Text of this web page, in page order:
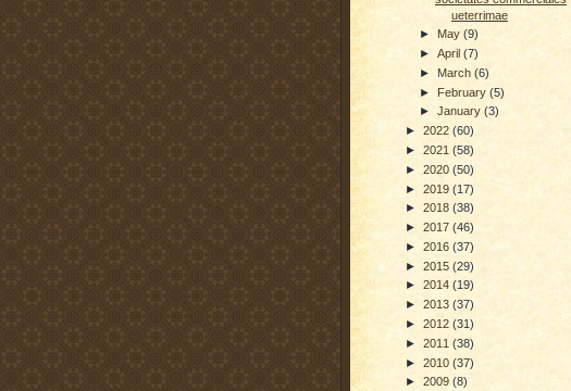
ueterrimae
► May(9)
►April(7)
► March(6)
► February(5)
►January(3)
► 2022 (60)
► 2021 (58)
► 2020 (50)
► 2019 (17)
► 2018 (38)
► 2017 (46)
► 2016 (37)
► 2015 (29)
► 2014 (19)
► 2013 (37)
► 2012 (31)
► 2011 (38)
► 2010 (37)
► 2009 (8)